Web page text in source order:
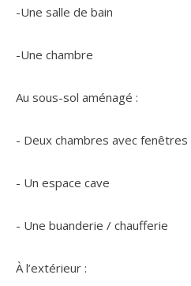
-Une salle de bain
-Une chambre
Au sous-sol aménagé :
- Deux chambres avec fenêtres
- Un espace cave
- Une buanderie / chaufferie
À l’extérieur :